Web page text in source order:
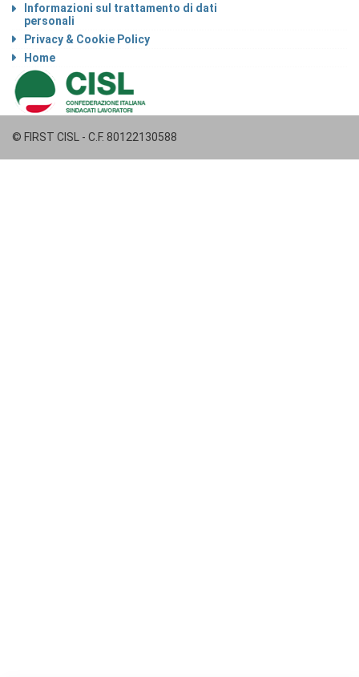
Informazioni sul trattamento di dati
personali
Privacy & Cookie Policy
Home
© FIRST CISL - C.F. 80122130588